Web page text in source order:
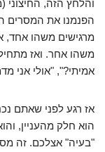
והלחץ הזה, החיצוני
הפנמנו את המסרים
מרגישים משהו אחד,
משהו אחר. ואז
אמיתי?", "אולי אני
אז רגע לפני שאתם
הוא חלק מהעניין,
"בעיה" אצלכם. זה מסע